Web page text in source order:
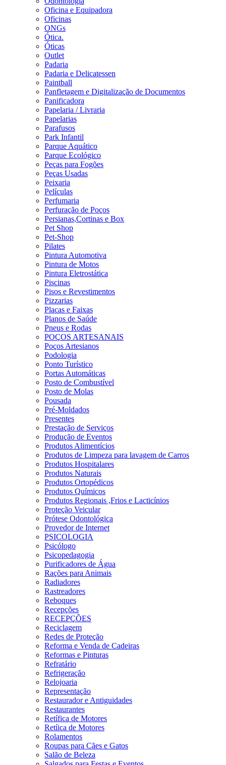
Oficina e Equipadora
Oficinas
ONGs
Ótica.
Óticas
Outlet
Padaria
Padaria e Delicatessen
Paintball
Panfletagem e Digitalização de Documentos
Panificadora
Papelaria / Livraria
Papelarias
Parafusos
Park Infantil
Parque Aquático
Parque Ecológico
Peças para Fogões
Peças Usadas
Peixaria
Películas
Perfumaria
Perfuração de Poços
Persianas,Cortinas e Box
Pet Shop
Pet-Shop
Pilates
Pintura Automotiva
Pintura de Motos
Pintura Eletrostática
Piscinas
Pisos e Revestimentos
Pizzarias
Placas e Faixas
Planos de Saúde
Pneus e Rodas
POÇOS ARTESANAIS
Poços Artesianos
Podologia
Ponto Turístico
Portas Automáticas
Posto de Combustível
Posto de Molas
Pousada
Pré-Moldados
Presentes
Prestação de Serviços
Produção de Eventos
Produtos Alimentícios
Produtos de Limpeza para lavagem de Carros
Produtos Hospitalares
Produtos Naturais
Produtos Ortopédicos
Produtos Químicos
Produtos Regionais ,Frios e Lacticínios
Proteção Veicular
Prótese Odontológica
Provedor de Internet
PSICOLOGIA
Psicólogo
Psicopedagogia
Purificadores de Água
Rações para Animais
Radiadores
Rastreadores
Reboques
Recepções
RECEPÇÕES
Reciclagem
Redes de Proteção
Reforma e Venda de Cadeiras
Reformas e Pinturas
Refratário
Refrigeração
Relojoaria
Representação
Restaurador e Antiguidades
Restaurantes
Retífica de Motores
Retíica de Motores
Rolamentos
Roupas para Cães e Gatos
Salão de Beleza